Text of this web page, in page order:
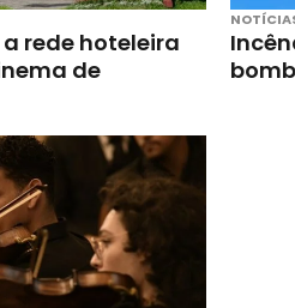
rede hoteleira
de